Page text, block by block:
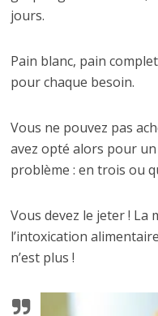
jours.
Pain blanc, pain
pour chaque besoin.
Vous ne pouvez pas
avez opté alors pour
problème : en trois ou
Vous devez le jeter ! La
l’intoxication
n’est plus !